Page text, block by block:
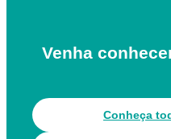
Venha
Conheça